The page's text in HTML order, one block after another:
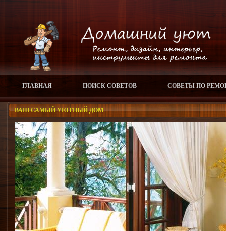
ГЛАВНАЯ ПОИСК СОВЕТОВ СОВЕТЫ ПО
ВАШ САМЫЙ УЮТНЫЙ ДОМ